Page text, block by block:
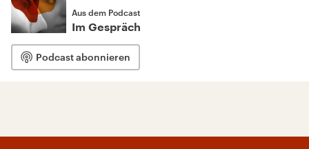
Aus dem Podcast
Im Gespräch
Podcast abonnieren